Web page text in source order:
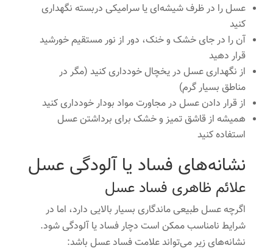
عسل را در ظرف شیشه‌ای یا سرامیکی دربسته نگهداری
کنید
آن را در جای خشک و خنک، دور از نور مستقیم خورشید
قرار دهید
از نگهداری عسل در یخچال خودداری کنید (مگر در
مناطق بسیار گرم)
از قرار دادن عسل در مجاورت مواد بودار خودداری کنید
همیشه از قاشق تمیز و خشک برای برداشتن عسل
استفاده کنید
نشانه‌های فساد یا آلودگی عسل
علائم ظاهری فساد عسل
اگرچه عسل طبیعی ماندگاری بسیار بالایی دارد، اما در
شرایط نامناسب ممکن است دچار فساد یا آلودگی شود.
نشانه‌های زیر می‌تواند علامت فساد عسل باشد: